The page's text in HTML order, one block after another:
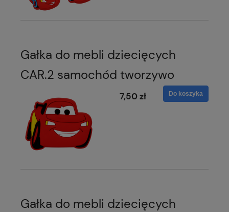
Gałka do mebli dziecięcych
CAR.2 samochód tworzywo
7,50 zł Do koszyka
Gałka do mebli dziecięcych